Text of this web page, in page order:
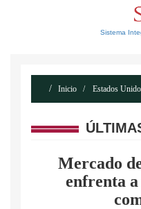
Sistema
Inicio Estados
Mercado
enfrenta